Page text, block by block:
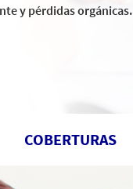
y pérdidas orgánicas.
COBERTURAS